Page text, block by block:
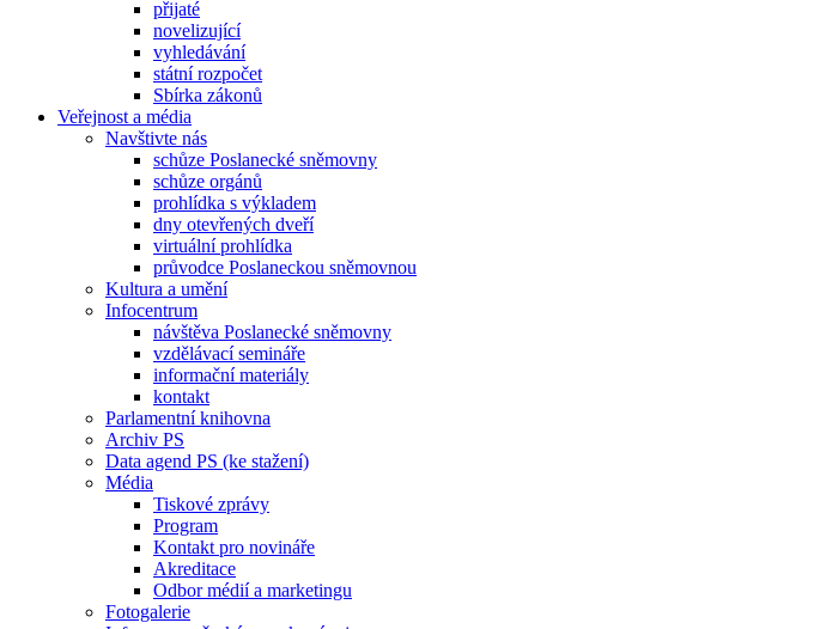
přijaté
novelizující
vyhledávání
státní rozpočet
Sbírka zákonů
Veřejnost a média
Navštivte nás
schůze Poslanecké sněmovny
schůze orgánů
prohlídka s výkladem
dny otevřených dveří
virtuální prohlídka
průvodce Poslaneckou sněmovnou
Kultura a umění
Infocentrum
návštěva Poslanecké sněmovny
vzdělávací semináře
informační materiály
kontakt
Parlamentní knihovna
Archiv PS
Data agend PS (ke stažení)
Média
Tiskové zprávy
Program
Kontakt pro novináře
Akreditace
Odbor médií a marketingu
Fotogalerie